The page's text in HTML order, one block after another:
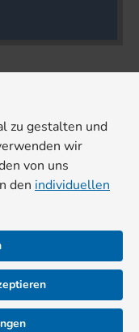
zu gestalten und
wir
von uns
den individuellen